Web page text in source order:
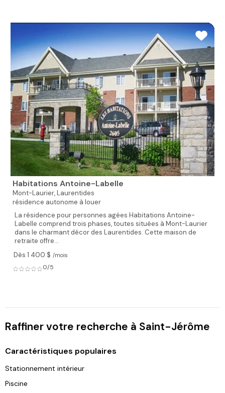
Habitations Antoine-Labelle
Mont-Laurier,Laurentides
résidence autonome à louer
La résidence pour personnes agées Habitations Antoine-
Labelle comprend trois phases, toutes situées à Mont-Laurier
dans le charmant décor des Laurentides. Cette maison de
retraite offre...
Dès 1 400 $ /mois
0/5
Raffiner votre recherche à Saint-Jérôme
Caractéristiques populaires
Stationnement intérieur
Piscine